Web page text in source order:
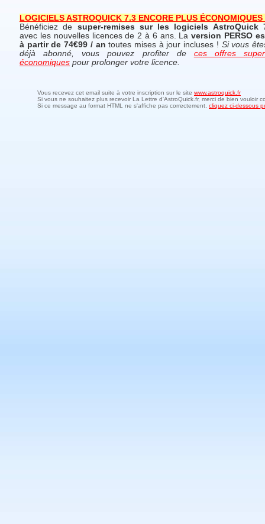
LOGICIELS ASTROQUICK 7.3 ENCORE PLUS ÉCONOMIQUES
Bénéficiez de super-remises sur les logiciels AstroQuick
avec les nouvelles licences de 2 à 6 ans. Laversion PERSO
à partir de 74€99 / an toutes mises à jour incluses ! Si vous
déjà abonné, vous pouvez profiter de ces offres
économiques pour prolonger votre licence.
Vous recevez cet email suite à votre inscription sur le site www.astroquick.fr
Si vous ne souhaitez plus recevoir La Lettre d'AstroQuick.fr, merci de bien vouloir
Si ce message au format HTML ne s'affiche pas correctement, cliquez ci-dessous